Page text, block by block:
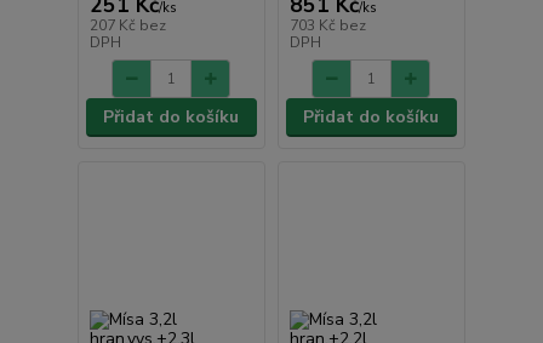
/ks
207 Kč bez
DPH
Přidat do košíku
/ks
703 Kč bez
DPH
Přidat do košíku